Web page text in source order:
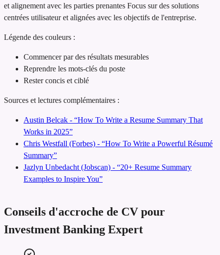
et alignement avec les parties prenantes Focus sur des solutions
centrées utilisateur et alignées avec les objectifs de l'entreprise.
Légende des couleurs :
Commencer par des résultats mesurables
Reprendre les mots-clés du poste
Rester concis et ciblé
Sources et lectures complémentaires :
Austin Belcak - “How To Write a Resume Summary That
Works in 2025”
Chris Westfall (Forbes) - “How To Write a Powerful Résumé
Summary”
Jazlyn Unbedacht (Jobscan) - “20+ Resume Summary
Examples to Inspire You”
Conseils d'accroche de CV pour
Investment Banking Expert